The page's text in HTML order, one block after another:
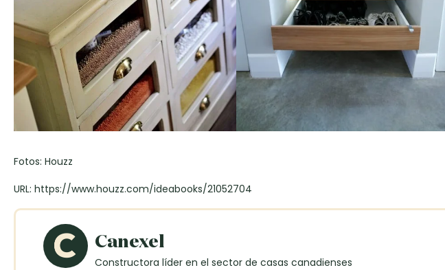
Fotos: Houzz
URL: https://www.houzz.com/ideabooks/21052704
Canexel
Constructora líder en el sector de casas canadienses